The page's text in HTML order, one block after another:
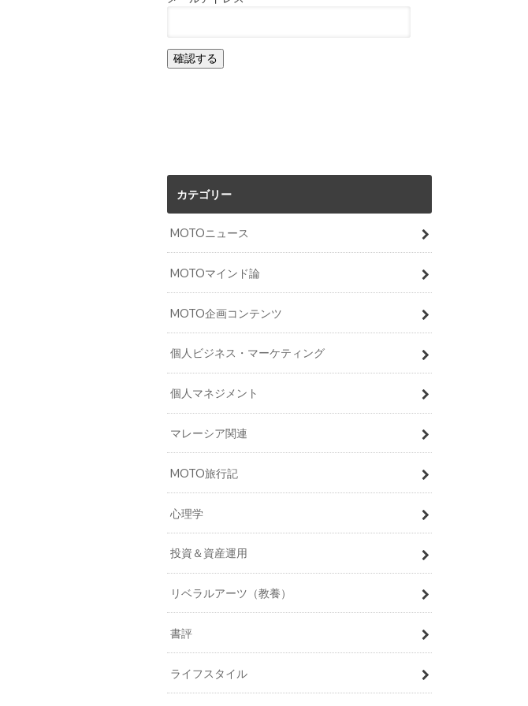
カテゴリー
MOTOニュース
MOTOマインド論
MOTO企画コンテンツ
個人ビジネス・マーケティング
個人マネジメント
マレーシア関連
MOTO旅行記
心理学
投資＆資産運用
リベラルアーツ（教養）
書評
ライフスタイル